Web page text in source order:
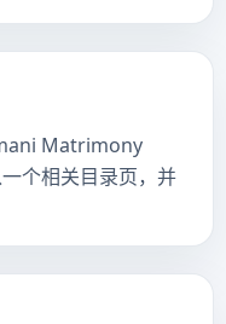
Matrimony
个相关目录页，并